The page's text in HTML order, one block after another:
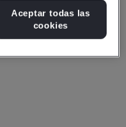
Aceptar todas las
cookies